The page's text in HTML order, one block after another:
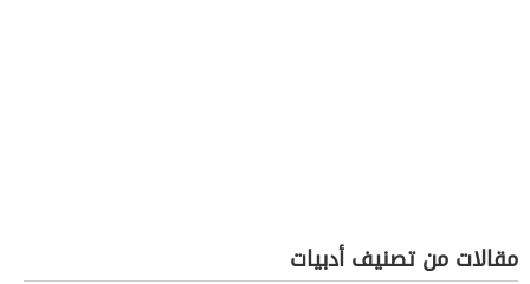
مقالات من تصنيف أدبيات